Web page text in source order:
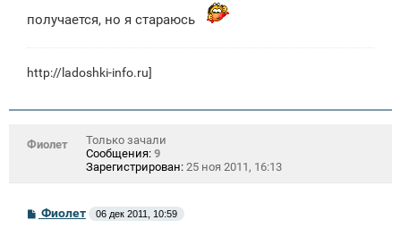
получается, но я стараюсь
http://ladoshki-info.ru]
Фиолет
Только зачали
Сообщения: 9
Зарегистрирован: 25 ноя 2011, 16:13
СФиолет 06 дек 2011, 10:59